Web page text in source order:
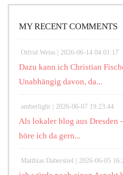
MY RECENT COMMENTS
Otfrid Weiss | 2026-06-14 04:01:17
Dazu kann ich Christian
Unabhängig davon, da...
amberlight | 2026-06-07 19:23:44
Als lokaler blog aus Dresden
höre ich da gern...
Matthias Daberstiel | 2026-06-05